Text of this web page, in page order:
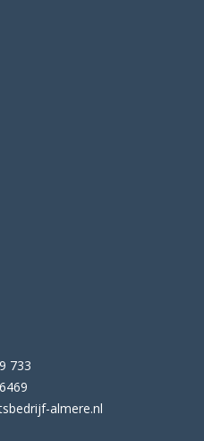
733
almere.nl